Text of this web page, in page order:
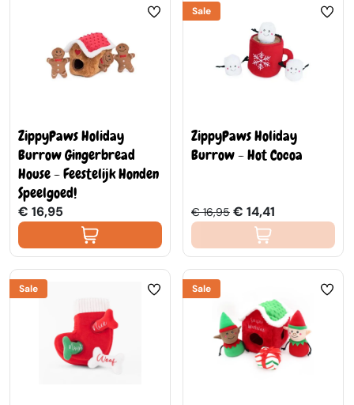
ZippyPaws Holiday
Burrow Gingerbread
House - Feestelijk Honden
Speelgoed!
€ 16,95
Sale
ZippyPaws Holiday
Burrow - Hot Cocoa
€ 16,95 € 14,41
Sale Sale